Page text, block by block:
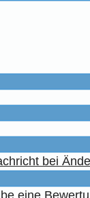
bei
eine